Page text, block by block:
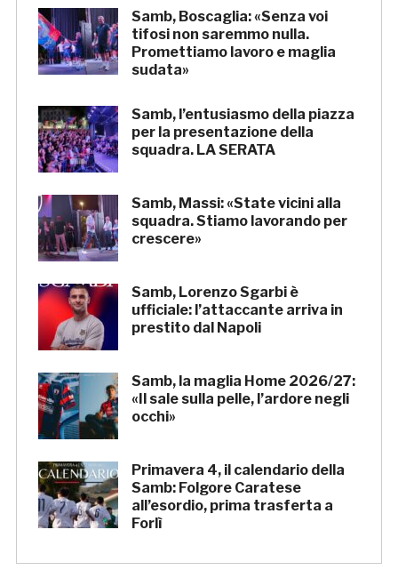
Samb, Boscaglia: «Senza voi
tifosi non saremmo nulla.
Promettiamo lavoro e maglia
sudata»
Samb, l’entusiasmo della piazza
per la presentazione della
squadra. LA SERATA
Samb, Massi: «State vicini alla
squadra. Stiamo lavorando per
crescere»
Samb, Lorenzo Sgarbi è
ufficiale: l’attaccante arriva in
prestito dal Napoli
Samb, la maglia Home 2026/27:
«Il sale sulla pelle, l’ardore negli
occhi»
Primavera 4, il calendario della
Samb: Folgore Caratese
all’esordio, prima trasferta a
Forlì